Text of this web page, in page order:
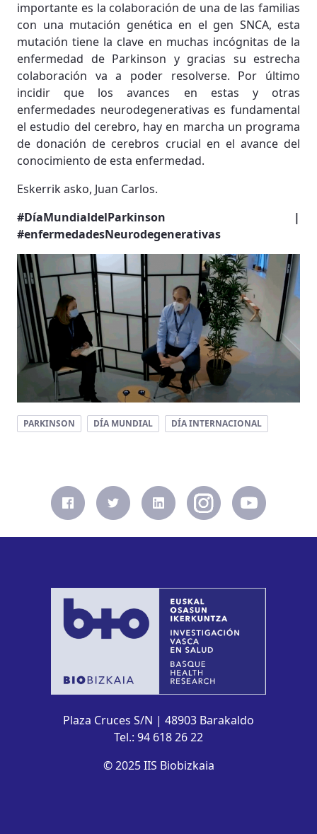
importante es la colaboración de una de las familias
con una mutación genética en el gen SNCA, esta
mutación tiene la clave en muchas incógnitas de la
enfermedad de Parkinson y gracias su estrecha
colaboración va a poder resolverse. Por último
incidir que los avances en estas y otras
enfermedades neurodegenerativas es fundamental
el estudio del cerebro, hay en marcha un programa
de donación de cerebros crucial en el avance del
conocimiento de esta enfermedad.
Eskerrik asko, Juan Carlos.
#DíaMundialdelParkinson |
#enfermedadesNeurodegenerativas
PARKINSON DÍA MUNDIAL DÍA INTERNACIONAL
Plaza Cruces S/N | 48903 Barakaldo
Tel.: 94 618 26 22
© 2025 IIS Biobizkaia